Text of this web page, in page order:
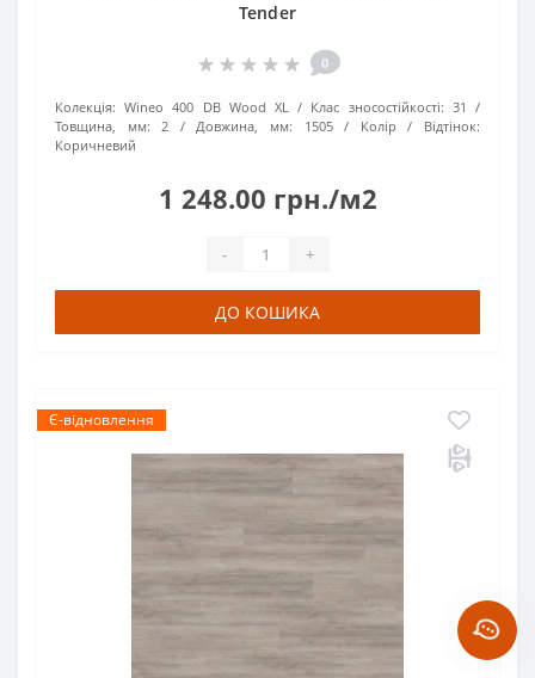
Tender
0
Колекція: Wineo 400 DB Wood XL Клас зносостійкості: 31
Товщина, мм:
2 Довжина, мм: 1505
Колір / Відтінок:
Коричневий
1 248.00 грн./м2
- +
ДО КОШИКА
Є-відновлення